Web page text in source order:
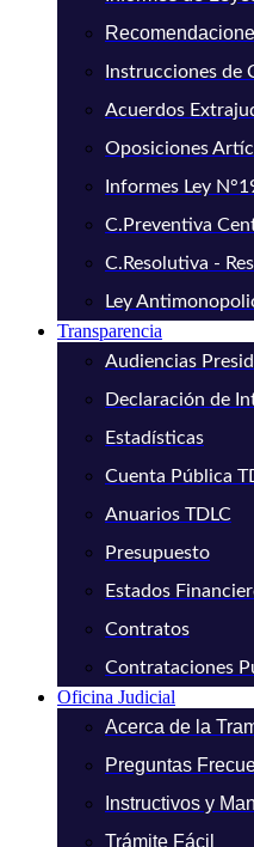
Instrucciones de
Acuerdos
Oposiciones
Informes Ley
C.Preventiva
C.Resolutiva -
Ley
Transparencia
Audiencias
Declaración de
Estadísticas
Cuenta Pública
Anuarios TDLC
Presupuesto
Estados
Contratos
Contrataciones
Oficina Judicial
Acerca de la
Preguntas
Instructivos y
Trámite Fácil